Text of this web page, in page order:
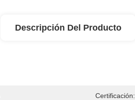
Descripción Del Producto
Certificación: